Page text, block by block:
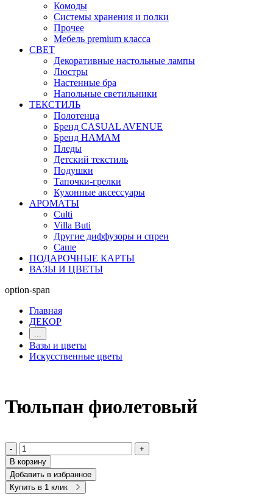
Комоды
Системы хранения и полки
Прочее
Мебель premium класса
СВЕТ
Декоративные настольные лампы
Люстры
Настенные бра
Напольные светильники
ТЕКСТИЛЬ
Полотенца
Бренд CASUAL AVENUE
Бренд HAMAM
Пледы
Детский текстиль
Подушки
Тапочки-грелки
Кухонные аксессуары
АРОМАТЫ
Culti
Villa Buti
Другие диффузоры и спреи
Саше
ПОДАРОЧНЫЕ КАРТЫ
ВАЗЫ И ЦВЕТЫ
option-span
Главная
ДЕКОР
...
Вазы и цветы
Искусственные цветы
Тюльпан фиолетовый
-
+
В корзину
Добавить в избранное
Купить в 1 клик